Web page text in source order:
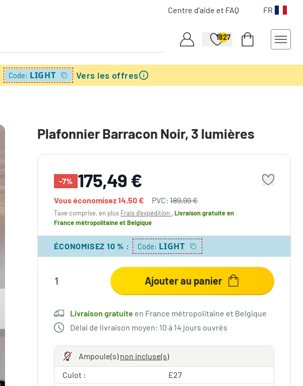
Centre d'aide et FAQ FR
1827
Code: LIGHT Vers les offres
Plafonnier Barracon Noir, 3 lumières
-7% 175,49 €
Vous économisez14,50 € PVC:189,99 €
Taxe comprise, en plus Frais d'expédition ,Livraison gratuiteen
France métropolitaine et Belgique
ÉCONOMISEZ 10 % : Code: LIGHT
Ajouter au panier
Livraison gratuite en France métropolitaine et Belgique
Délai de livraison moyen: 10 à 14 jours ouvrés
Ampoule(s)non incluse(s)
Culot :
E27